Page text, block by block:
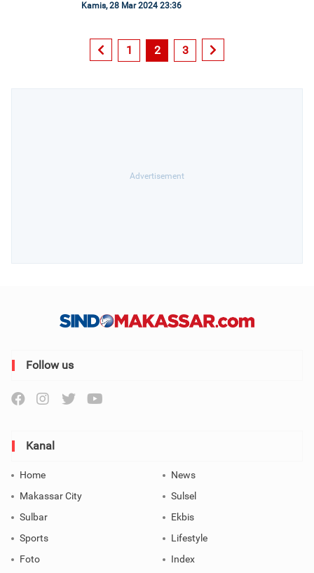
Kamis, 28 Mar 2024 23:36
1 2 3
Follow us
Kanal
Home
News
Makassar City
Sulsel
Sulbar
Ekbis
Sports
Lifestyle
Foto
Index